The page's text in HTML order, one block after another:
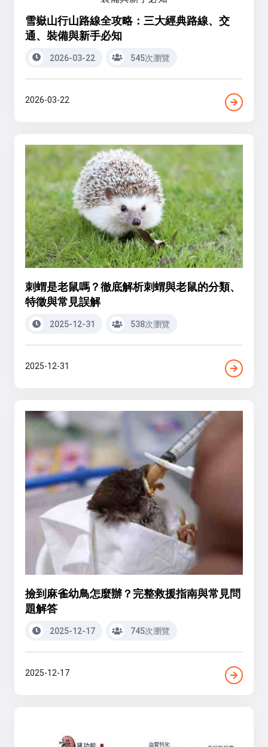
雪嶽山行山路線全攻略：三大經典路線、交
通、裝備與新手必知
2026-03-22 545次瀏覽
2026-03-22
刺蝟是老鼠嗎？徹底解析刺蝟與老鼠的分類、
特徵與常見誤解
2025-12-31 538次瀏覽
2025-12-31
撿到麻雀幼鳥怎麼辦？完整救援指南與常見問
題解答
2025-12-17 745次瀏覽
2025-12-17